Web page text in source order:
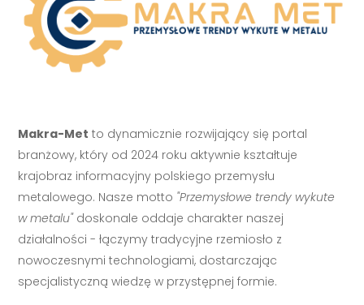
Makra-Met to dynamicznie rozwijający się portal
branżowy, który od 2024 roku aktywnie kształtuje
krajobraz informacyjny polskiego przemysłu
metalowego. Nasze motto "Przemysłowe trendy wykute
w metalu"doskonale oddaje charakter naszej
działalności - łączymy tradycyjne rzemiosło z
nowoczesnymi technologiami, dostarczając
specjalistyczną wiedzę w przystępnej formie.